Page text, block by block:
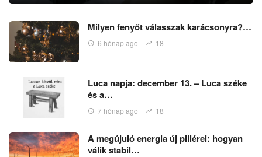
Milyen fenyőt válasszak karácsonyra?…
6 hónap ago 18
Luca napja: december 13. – Luca széke
és a…
7 hónap ago 18
A megújuló energia új pillérei: hogyan
válik stabil…